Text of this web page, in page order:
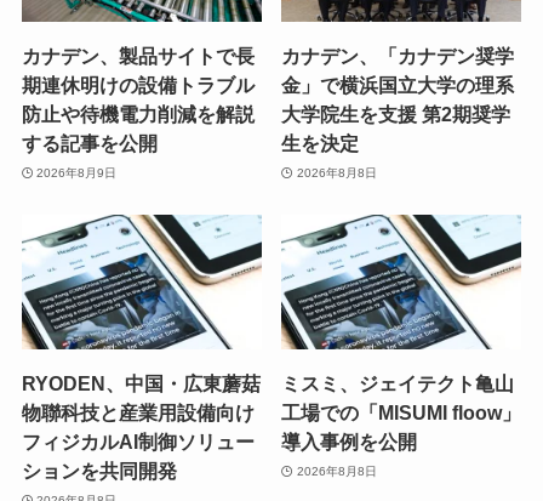
カナデン、製品サイトで長
期連休明けの設備トラブル
防止や待機電力削減を解説
する記事を公開
2026年8月9日
カナデン、「カナデン奨学
金」で横浜国立大学の理系
大学院生を支援 第2期奨学
生を決定
2026年8月8日
RYODEN、中国・広東蘑菇
物聯科技と産業用設備向け
フィジカルAI制御ソリュー
ションを共同開発
ミスミ、ジェイテクト亀山
工場での「MISUMI floow」
導入事例を公開
2026年8月8日